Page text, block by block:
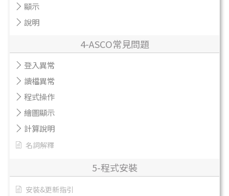
顯示
說明
4-ASCO常見問題
登入異常
讀檔異常
程式操作
繪圖顯示
計算說明
名詞解釋
5-程式安裝
安裝&更新指引